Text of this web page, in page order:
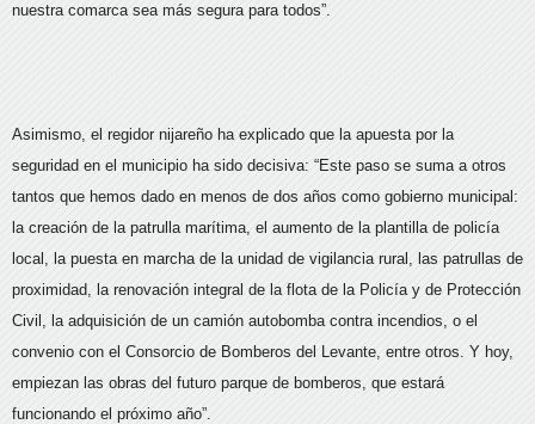
nuestra comarca sea más segura para todos”.
Asimismo, el regidor nijareño ha explicado que la apuesta por la
seguridad en el municipio ha sido decisiva: “Este paso se suma a otros
tantos que hemos dado en menos de dos años como gobierno municipal:
la creación de la patrulla marítima, el aumento de la plantilla de policía
local, la puesta en marcha de la unidad de vigilancia rural, las patrullas de
proximidad, la renovación integral de la flota de la Policía y de Protección
Civil, la adquisición de un camión autobomba contra incendios, o el
convenio con el Consorcio de Bomberos del Levante, entre otros. Y hoy,
empiezan las obras del futuro parque de bomberos, que estará
funcionando el próximo año”.